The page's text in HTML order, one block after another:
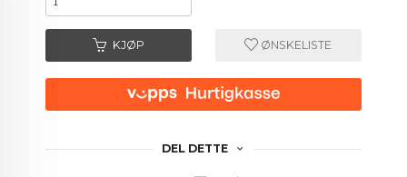
KJØP ØNSKELISTE
DEL DETTE